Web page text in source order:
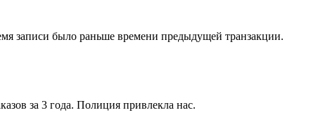
записи было раньше времени предыдущей транзакции.
за 3 года. Полиция привлекла нас.